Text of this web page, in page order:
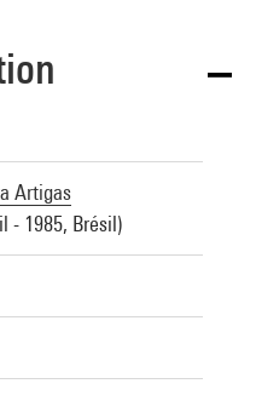
Artigas
- 1985, Brésil)